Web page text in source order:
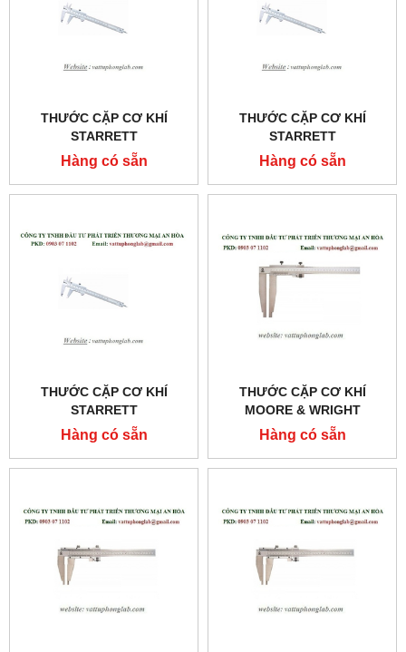
THƯỚC CẶP CƠ KHÍ
STARRETT
MODEL:125MEA-12/300
Hàng có sẵn
THƯỚC CẶP CƠ KHÍ
STARRETT
MODEL:125MEA-8/200
Hàng có sẵn
THƯỚC CẶP CƠ KHÍ
STARRETT
MODEL:125MEA-6/150
Hàng có sẵn
THƯỚC CẶP CƠ KHÍ
MOORE & WRIGHT
MODEL:MW152-65
Hàng có sẵn